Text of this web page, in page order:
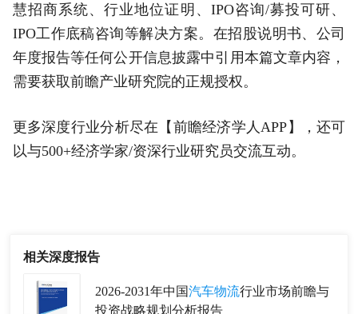
慧招商系统、行业地位证明、IPO咨询/募投可研、
IPO工作底稿咨询等解决方案。在招股说明书、公司
年度报告等任何公开信息披露中引用本篇文章内容，
需要获取前瞻产业研究院的正规授权。
更多深度行业分析尽在【前瞻经济学人APP】，还可
以与500+经济学家/资深行业研究员交流互动。
相关深度报告
2026-2031年中国汽车物流行业市场前瞻与
投资战略规划分析报告